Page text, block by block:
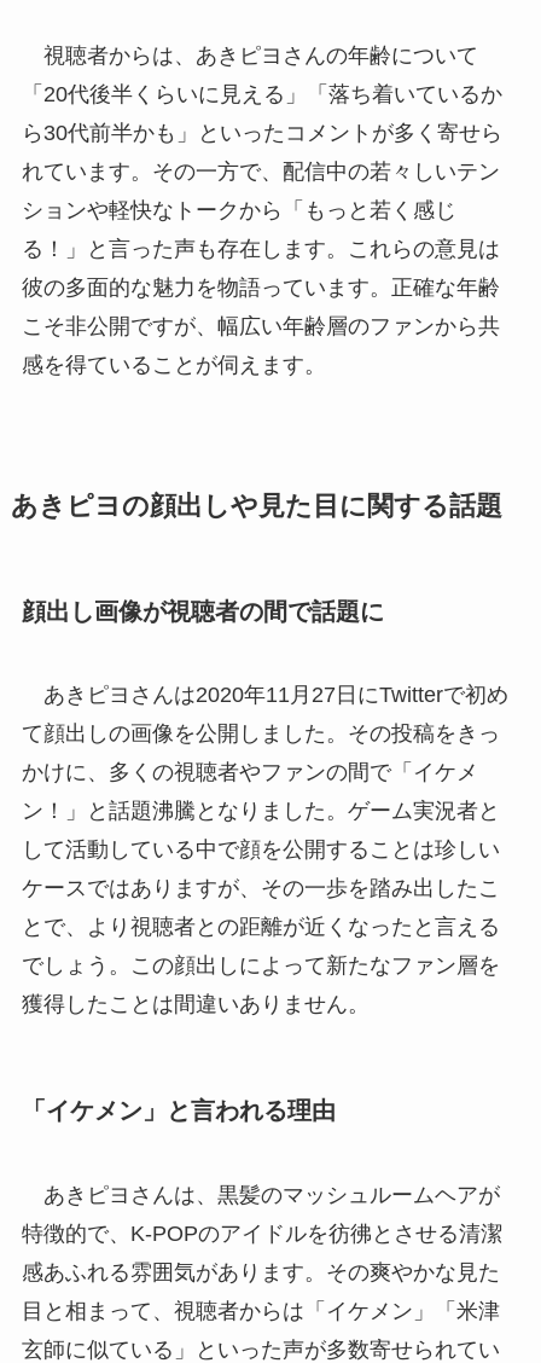
視聴者からは、あきピヨさんの年齢について
「20代後半くらいに見える」「落ち着いているか
ら30代前半かも」といったコメントが多く寄せら
れています。その一方で、配信中の若々しいテン
ションや軽快なトークから「もっと若く感じ
る！」と言った声も存在します。これらの意見は
彼の多面的な魅力を物語っています。正確な年齢
こそ非公開ですが、幅広い年齢層のファンから共
感を得ていることが伺えます。
あきピヨの顔出しや見た目に関する話題
顔出し画像が視聴者の間で話題に
あきピヨさんは2020年11月27日にTwitterで初め
て顔出しの画像を公開しました。その投稿をきっ
かけに、多くの視聴者やファンの間で「イケメ
ン！」と話題沸騰となりました。ゲーム実況者と
して活動している中で顔を公開することは珍しい
ケースではありますが、その一歩を踏み出したこ
とで、より視聴者との距離が近くなったと言える
でしょう。この顔出しによって新たなファン層を
獲得したことは間違いありません。
「イケメン」と言われる理由
あきピヨさんは、黒髪のマッシュルームヘアが
特徴的で、K-POPのアイドルを彷彿とさせる清潔
感あふれる雰囲気があります。その爽やかな見た
目と相まって、視聴者からは「イケメン」「米津
玄師に似ている」といった声が多数寄せられてい